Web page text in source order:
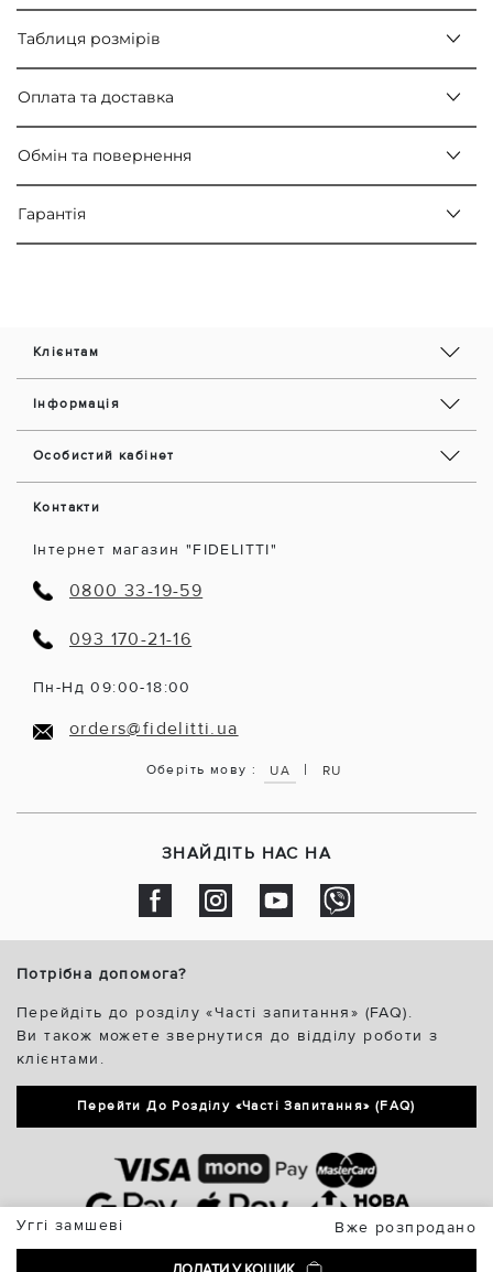
Уггі замшеві Вже розпродано
Таблиця розмірів
Оплата та доставка
Обмін та повернення
Гарантія
Клієнтам
Інформація
Особистий кабінет
Контакти
Інтернет магазин "FIDELITTI"
0800 33-19-59
093 170-21-16
Пн-Нд 09:00-18:00
orders@fidelitti.ua
Оберіть мову : UA | RU
ЗНАЙДІТЬ НАС НА
Потрібна допомога?
Перейдіть до розділу «Часті запитання» (FAQ).
Ви також можете звернутися до відділу роботи з
клієнтами.
Перейти До Розділу «Часті Запитання» (FAQ)